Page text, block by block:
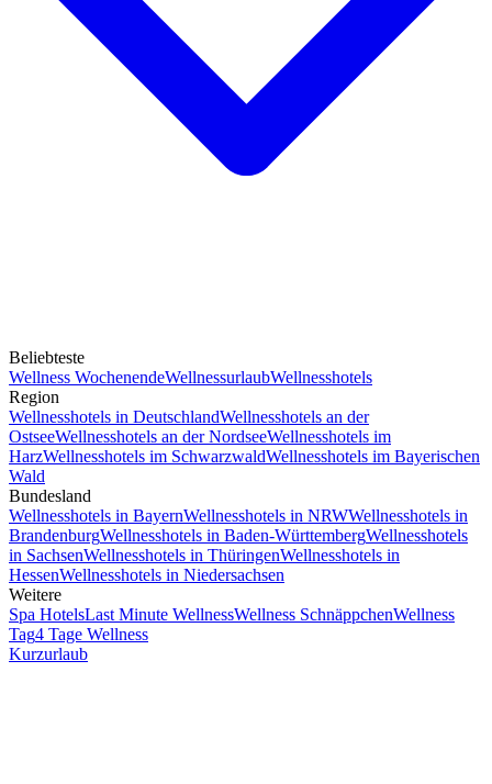
Beliebteste
Wellness WochenendeWellnessurlaubWellnesshotels
Region
Wellnesshotels in DeutschlandWellnesshotels an der
OstseeWellnesshotels an der NordseeWellnesshotels im
HarzWellnesshotels im SchwarzwaldWellnesshotels im Bayerischen
Wald
Bundesland
Wellnesshotels in BayernWellnesshotels in NRWWellnesshotels in
BrandenburgWellnesshotels in Baden-WürttembergWellnesshotels
in SachsenWellnesshotels in ThüringenWellnesshotels in
HessenWellnesshotels in Niedersachsen
Weitere
Spa HotelsLast Minute WellnessWellness SchnäppchenWellness
Tag4 Tage Wellness
Kurzurlaub